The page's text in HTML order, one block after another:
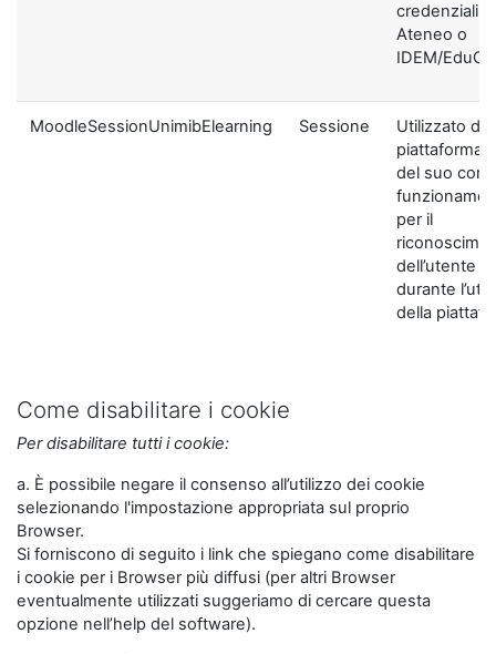
credenziali di
Ateneo o
IDEM/
MoodleSessionUnimibElearning Sessione
Utilizzato
piattaforma
del suo
per il
dell’utente
durante
della
Come disabilitare i cookie
Per disabilitare tutti i cookie:
a. È possibile negare il consenso all’utilizzo dei cookie
selezionando l'impostazione appropriata sul proprio
Browser.
Si forniscono di seguito i link che spiegano come disabilitare
i cookie per i Browser più diffusi (per altri Browser
eventualmente utilizzati suggeriamo di cercare questa
opzione nell’help del software).